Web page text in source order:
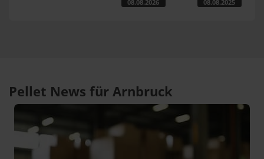
08.08.2026 08.08.2025
Pellet News für Arnbruck